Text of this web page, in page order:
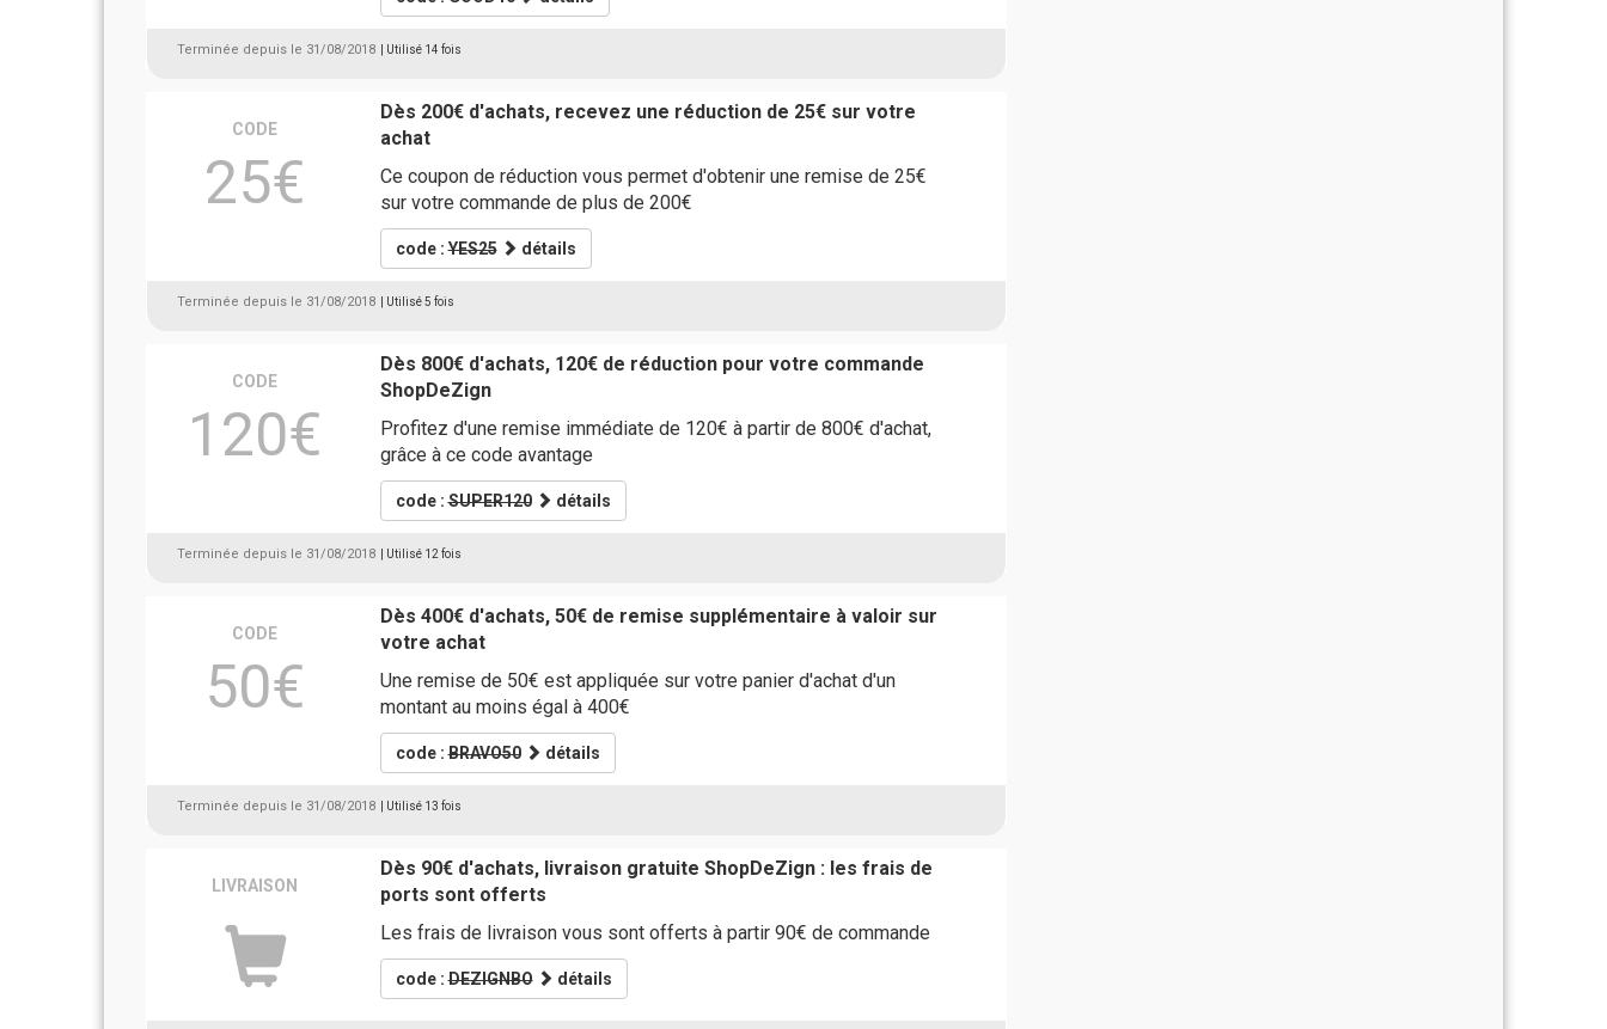
Terminée depuis le 31/08/2018 | Utilisé 14 fois
CODE
25€
Dès 200€ d'achats, recevez une réduction de 25€ sur votre
achat
Ce coupon de réduction vous permet d'obtenir une remise de 25€
sur votre commande de plus de 200€
code :YES25 détails
Terminée depuis le 31/08/2018 | Utilisé 5 fois
CODE
120€
Dès 800€ d'achats, 120€ de réduction pour votre commande
ShopDeZign
Profitez d'une remise immédiate de 120€ à partir de 800€ d'achat,
grâce à ce code avantage
code :SUPER120 détails
Terminée depuis le 31/08/2018 | Utilisé 12 fois
CODE
50€
Dès 400€ d'achats, 50€ de remise supplémentaire à valoir sur
votre achat
Une remise de 50€ est appliquée sur votre panier d'achat d'un
montant au moins égal à 400€
code :BRAVO50 détails
Terminée depuis le 31/08/2018 | Utilisé 13 fois
LIVRAISON
Dès 90€ d'achats, livraison gratuite ShopDeZign : les frais de
ports sont offerts
Les frais de livraison vous sont offerts à partir 90€ de commande
code :DEZIGNBO détails